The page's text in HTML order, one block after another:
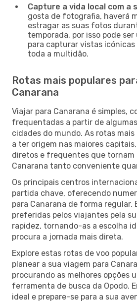
Capture a vida local com a
gosta de fotografia, haverá
estragar as suas fotos
temporada, por isso pode
para capturar vistas icónicas
toda a multidão.
Rotas mais populares
Canarana
Viajar para Canarana é simples,
frequentadas a partir de
cidades do mundo. As rotas
a ter origem nas maiores
diretos e frequentes que tornam
Canarana tanto conveniente
Os principais centros
partida chave, oferecendo
para Canarana de forma regular.
preferidas pelos viajantes pela
rapidez, tornando-as a escolha
procura a jornada mais direta.
Explore estas rotas de voo
planear a sua viagem para
procurando as melhores opções
ferramenta de busca da Opodo.
ideal e prepare-se para a sua